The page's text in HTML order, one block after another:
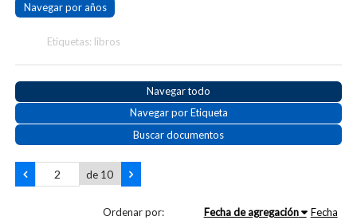
Navegar por años
Etiquetas: libros
Navegar todo
Navegar por Etiqueta
Buscar documentos
de 10
Ordenar por: Fecha de agregación Fecha